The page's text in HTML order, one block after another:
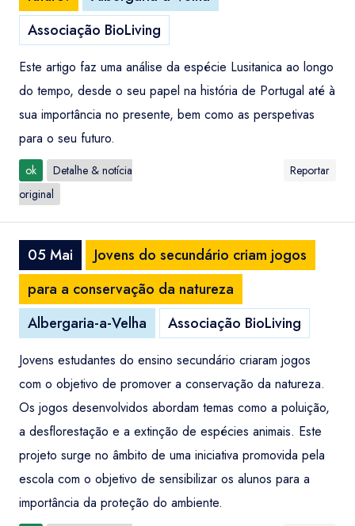
Associação BioLiving
Este artigo faz uma análise da espécie Lusitanica ao longo
do tempo, desde o seu papel na história de Portugal até à
sua importância no presente, bem como as perspetivas
para o seu futuro.
ok
Detalhe & notícia
original
Reportar
05 Mai
Jovens do secundário criam jogos
para a conservação da natureza
Albergaria-a-Velha
Associação BioLiving
Jovens estudantes do ensino secundário criaram jogos
com o objetivo de promover a conservação da natureza.
Os jogos desenvolvidos abordam temas como a poluição,
a desflorestação e a extinção de espécies animais. Este
projeto surge no âmbito de uma iniciativa promovida pela
escola com o objetivo de sensibilizar os alunos para a
importância da proteção do ambiente.